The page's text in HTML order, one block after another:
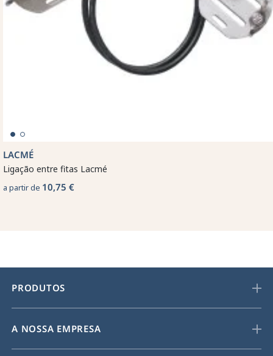
LACMÉ
Ligação entre fitas Lacmé
a partir de 10,75 €
PRODUTOS
A NOSSA EMPRESA